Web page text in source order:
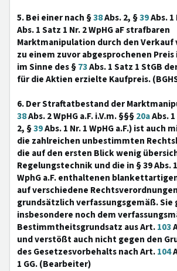
5. Bei einer nach §38Abs. 2, §39Abs. 1
Abs. 1 Satz 1 Nr. 2 WpHG aF strafbaren
Marktmanipulation durch den Verkauf
zu einem zuvor abgesprochenen
im Sinne des §73Abs. 1 Satz 1 StGB
für die Aktien erzielte Kaufpreis.
6. Der Straftatbestand der
38Abs. 2 WpHG a.F. i.V.m. §§§20aAbs.
2, §39Abs. 1 Nr. 1 WpHG a.F.) ist auch
die zahlreichen unbestimmten
die auf den ersten Blick wenig
Regelungstechnik und die in § 39 Abs.
WphG a.F. enthaltenen
auf verschiedene Rechtsverordnungen
grundsätzlich verfassungsgemäß. Sie
insbesondere noch dem
Bestimmtheitsgrundsatz aus Art.103
und verstößt auch nicht gegen den
des Gesetzesvorbehalts nach Art.104
1 GG. (Bearbeiter)